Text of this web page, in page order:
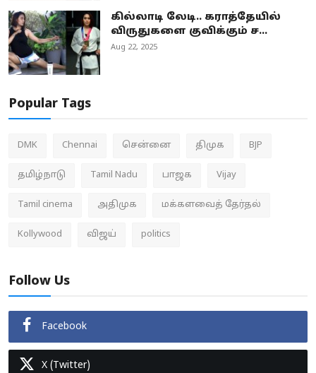
கில்லாடி லேடி.. கராத்தேயில்
விருதுகளை குவிக்கும் ச...
Aug 22, 2025
Popular Tags
DMK Chennai சென்னை திமுக BJP
தமிழ்நாடு Tamil Nadu பாஜக Vijay
Tamil cinema அதிமுக மக்களவைத் தேர்தல்
Kollywood விஜய் politics
Follow Us
Facebook
X (Twitter)